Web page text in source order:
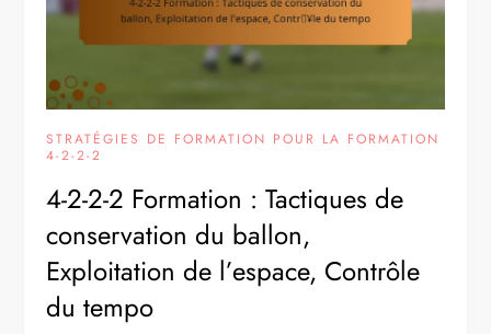
STRATÉGIES DE FORMATION POUR LA FORMATION
4-2-2-2
4-2-2-2 Formation : Tactiques de
conservation du ballon,
Exploitation de l’espace, Contrôle
du tempo